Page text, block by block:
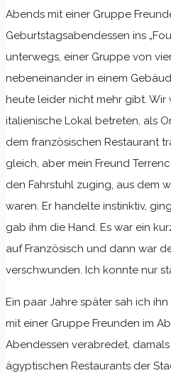
Abends mit einer Gruppe
Geburtstagsabendessen ins
unterwegs, einer Gruppe von
nebeneinander in einem
heute leider nicht mehr gibt.
italienische Lokal betreten, als
dem französischen Restaurant
gleich, aber mein Freund
den Fahrstuhl zuging, aus dem
waren. Er handelte instinktiv,
gab ihm die Hand. Es war ein
auf Französisch und dann war
verschwunden. Ich konnte nur
Ein paar Jahre später sah ich
mit einer Gruppe Freunden im
Abendessen verabredet,
ägyptischen Restaurants der